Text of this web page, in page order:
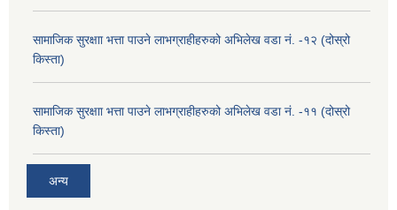
सामाजिक सुरक्षाा भत्ता पाउने लाभग्राहीहरुको अभिलेख वडा नं. -१२ (दोस्रो
किस्ता)
सामाजिक सुरक्षाा भत्ता पाउने लाभग्राहीहरुको अभिलेख वडा नं. -११ (दोस्रो
किस्ता)
अन्य